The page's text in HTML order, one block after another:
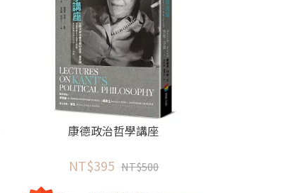
康德政治哲學講座
NT$395 NT$500